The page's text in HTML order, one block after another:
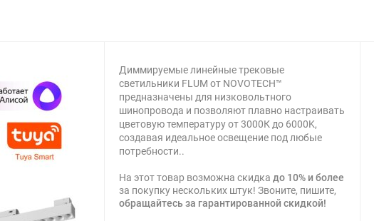
Диммируемые линейные трековые
светильники FLUM от NOVOTECH™
предназначены для низковольтного
шинопровода и позволяют плавно настраивать
цветовую температуру от 3000К до 6000K,
создавая идеальное освещение под любые
потребности..
На этот товар возможна скидкадо 10% и более
за покупку нескольких штук! Звоните, пишите,
обращайтесь за гарантированной скидкой!